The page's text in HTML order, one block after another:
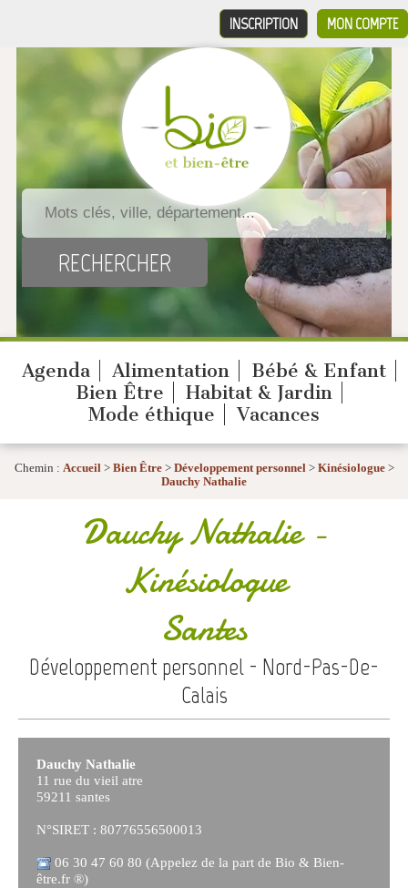
MON COMPTE
INSCRIPTION
Agenda Alimentation
Bébé & Enfant
Bien Être
Habitat & Jardin
Mode éthique
Vacances
Chemin : Accueil> Bien Être> Développement personnel> Kinésiologue>
Dauchy Nathalie
Dauchy Nathalie -
Kinésiologue
Santes
Développement personnel - Nord-Pas-De-
Calais
Dauchy Nathalie
11 rue du vieil atre
59211 santes
N°SIRET : 80776556500013
06 30 47 60 80 (Appelez de la part de Bio & Bien-
être.fr ®)